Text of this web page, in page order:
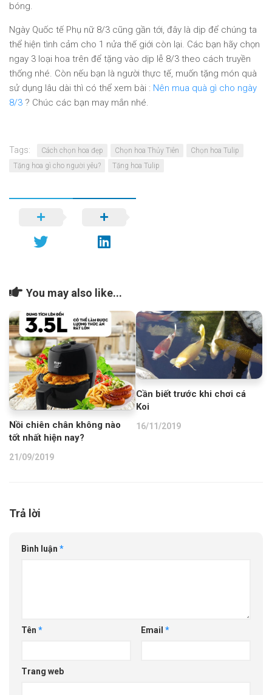
bóng.
Ngày Quốc tế Phụ nữ 8/3 cũng gần tới, đây là dịp để chúng ta
thể hiện tình cảm cho 1 nửa thế giới còn lại. Các bạn hãy chọn
ngay 3 loại hoa trên để tặng vào dịp lễ 8/3 theo cách truyền
thống nhé. Còn nếu bạn là người thực tế, muốn tặng món quà
sử dụng lâu dài thì có thể xem bài : Nên mua quà gì cho ngày
8/3 ? Chúc các bạn may mắn nhé.
Tags: Cách chọn hoa đẹp Chọn hoa Thủy Tiên
Chọn hoa Tulip
Tặng hoa gì cho người yêu?
Tặng hoa Tulip
You may also like...
Nồi chiên chân không nào
tốt nhất hiện nay?
21/09/2019
Cần biết trước khi chơi cá
Koi
16/11/2019
Trả lời
Bình luận *
Tên * Email *
Trang web